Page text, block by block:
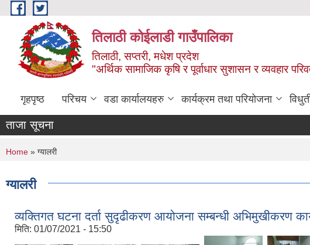
Skip to main content
तिलाठी कोईलाडी गाउँपालिका
तिलाठी, सप्तरी, मधेश प्रदेश
"अर्थिक सामाजिक कृषि र पूर्वाधार सुशासन र व्यवहार
गृहपृष्ठ परिचय वडा कार्यालयहरु कार्यक्रम तथा परियोजना
ताजा सूचना
You are here
Home » ग्यालरी
ग्यालरी
व्यक्तिगत घटना दर्ता सुदृढीकरण आयोजना सम्बन्धी अभिमुखीकरण
मिति: 01/07/2021 - 15:50